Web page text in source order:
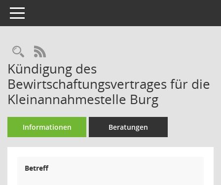
Toggle navigation
Rechercheauswahl
RSS-Feed
Kündigung des
Bewirtschaftungsvertrages für die
Kleinannahmestelle Burg
Informationen Beratungen
Betreff